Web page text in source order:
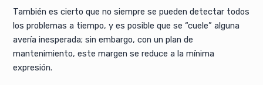
También es cierto que no siempre se pueden detectar todos
los problemas a tiempo, y es posible que se “cuele” alguna
avería inesperada; sin embargo, con un plan de
mantenimiento, este margen se reduce a la mínima
expresión.